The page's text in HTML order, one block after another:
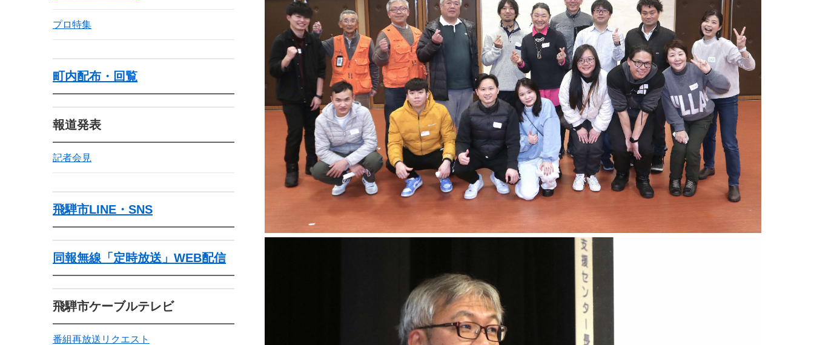
プロ特集
町内配布・回覧
報道発表
記者会見
飛騨市LINE・SNS
同報無線「定時放送」WEB配信
飛騨市ケーブルテレビ
番組再放送リクエスト